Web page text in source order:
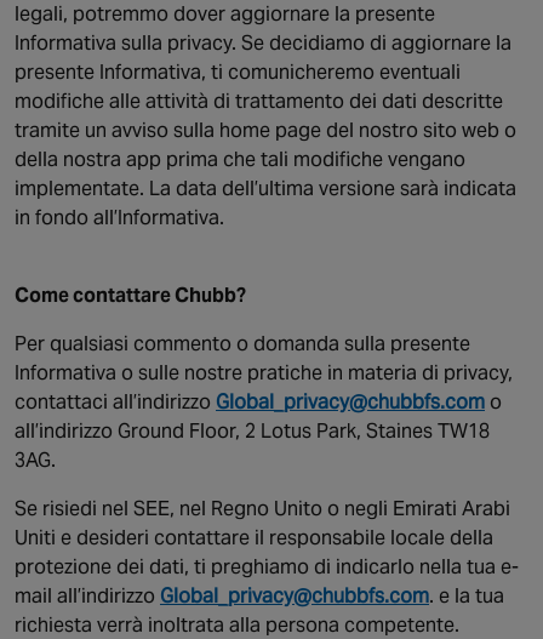
legali, potremmo dover aggiornare la presente
Informativa sulla privacy. Se decidiamo di aggiornare la
presente Informativa, ti comunicheremo eventuali
modifiche alle attività di trattamento dei dati descritte
tramite un avviso sulla home page del nostro sito web o
della nostra app prima che tali modifiche vengano
implementate. La data dell’ultima versione sarà indicata
in fondo all’Informativa.
Come contattare Chubb?
Per qualsiasi commento o domanda sulla presente
Informativa o sulle nostre pratiche in materia di privacy,
contattaci all’indirizzo Global_privacy@chubbfs.com o
all’indirizzo Ground Floor, 2 Lotus Park, Staines TW18
3AG.
Se risiedi nel SEE, nel Regno Unito o negli Emirati Arabi
Uniti e desideri contattare il responsabile locale della
protezione dei dati, ti preghiamo di indicarlo nella tua e-
mail all’indirizzo Global_privacy@chubbfs.com. e la tua
richiesta verrà inoltrata alla persona competente.